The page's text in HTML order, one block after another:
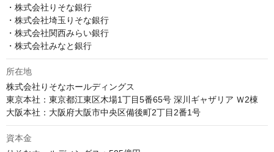
・株式会社りそな銀行
・株式会社埼玉りそな銀行
・株式会社関西みらい銀行
・株式会社みなと銀行
所在地
株式会社りそなホールディングス
東京本社：東京都江東区木場1丁目5番65号 深川ギャザリア Ｗ2棟
資本金